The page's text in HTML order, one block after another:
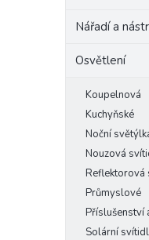
Nářadí a
Osvětlení
Koupelnová
Kuchyňské
Noční
Nouzová
Reflektorová
Průmyslové
Příslušenství
Solární